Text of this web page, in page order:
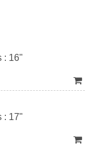
: 16"
: 17"